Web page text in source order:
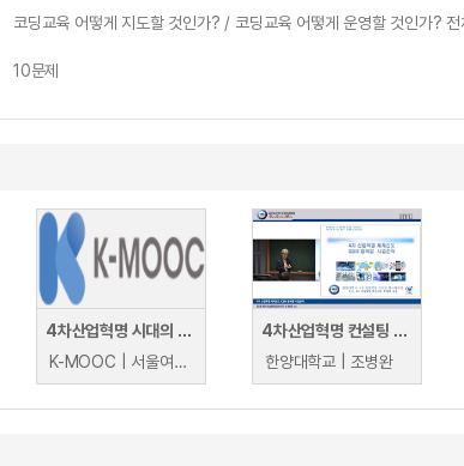
코딩교육 어떻게 지도할 것인가? / 코딩교육 어떻게 운영할 것인가? 전
10문제
4차산업혁명 시대의 디지털 윤리
K-MOOC | 서울여자대학교 윤미선
4차산업혁명 컨설팅 최고위과정
한양대학교 | 조병완